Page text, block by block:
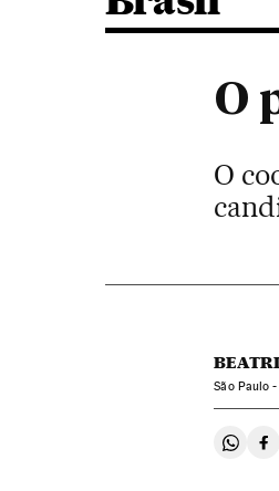
O
O
São Paulo -